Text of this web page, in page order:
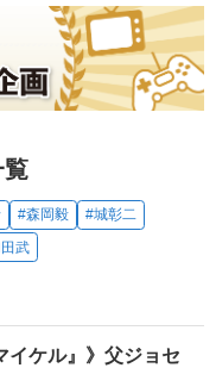
覧
#森岡毅
#城彰二
武
イケル』》父ジョセ